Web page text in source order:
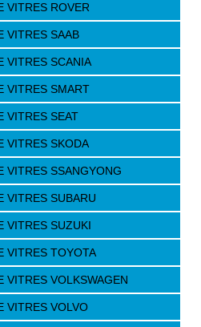
VITRES ROVER
VITRES SAAB
VITRES SCANIA
VITRES SMART
VITRES SEAT
VITRES SKODA
VITRES SSANGYONG
VITRES SUBARU
VITRES SUZUKI
VITRES TOYOTA
VITRES VOLKSWAGEN
VITRES VOLVO